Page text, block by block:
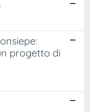
progetto di